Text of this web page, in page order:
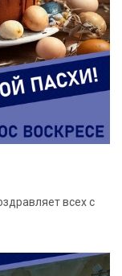
всех с